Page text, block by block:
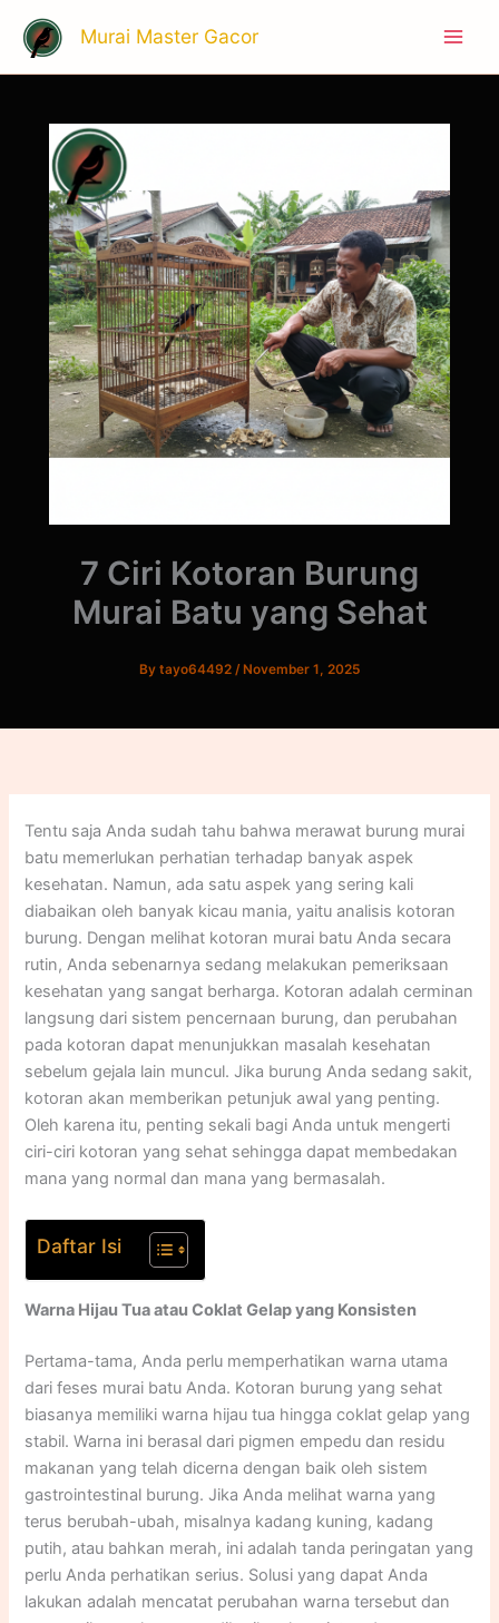
Murai Master Gacor
7 Ciri Kotoran Burung
Murai Batu yang Sehat
By tayo64492 / November 1, 2025
Tentu saja Anda sudah tahu bahwa merawat burung murai
batu memerlukan perhatian terhadap banyak aspek
kesehatan. Namun, ada satu aspek yang sering kali
diabaikan oleh banyak kicau mania, yaitu analisis kotoran
burung. Dengan melihat kotoran murai batu Anda secara
rutin, Anda sebenarnya sedang melakukan pemeriksaan
kesehatan yang sangat berharga. Kotoran adalah cerminan
langsung dari sistem pencernaan burung, dan perubahan
pada kotoran dapat menunjukkan masalah kesehatan
sebelum gejala lain muncul. Jika burung Anda sedang sakit,
kotoran akan memberikan petunjuk awal yang penting.
Oleh karena itu, penting sekali bagi Anda untuk mengerti
ciri-ciri kotoran yang sehat sehingga dapat membedakan
mana yang normal dan mana yang bermasalah.​​
Daftar Isi
Warna Hijau Tua atau Coklat Gelap yang Konsisten
Pertama-tama, Anda perlu memperhatikan warna utama
dari feses murai batu Anda. Kotoran burung yang sehat
biasanya memiliki warna hijau tua hingga coklat gelap yang
stabil. Warna ini berasal dari pigmen empedu dan residu
makanan yang telah dicerna dengan baik oleh sistem
gastrointestinal burung. Jika Anda melihat warna yang
terus berubah-ubah, misalnya kadang kuning, kadang
putih, atau bahkan merah, ini adalah tanda peringatan yang
perlu Anda perhatikan serius. Solusi yang dapat Anda
lakukan adalah mencatat perubahan warna tersebut dan